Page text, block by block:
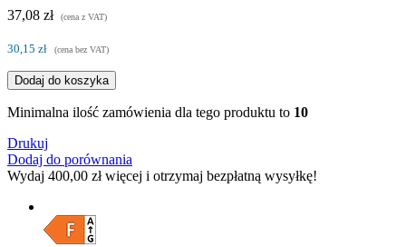
37,08 zł
(cena z VAT)
30,15 zł (cena bez VAT)
Dodaj do koszyka
Minimalna ilość zamówienia dla tego produktu to 10
Drukuj
Dodaj do porównania
Wydaj 400,00 złwięcej i otrzymaj bezpłatną wysyłkę!